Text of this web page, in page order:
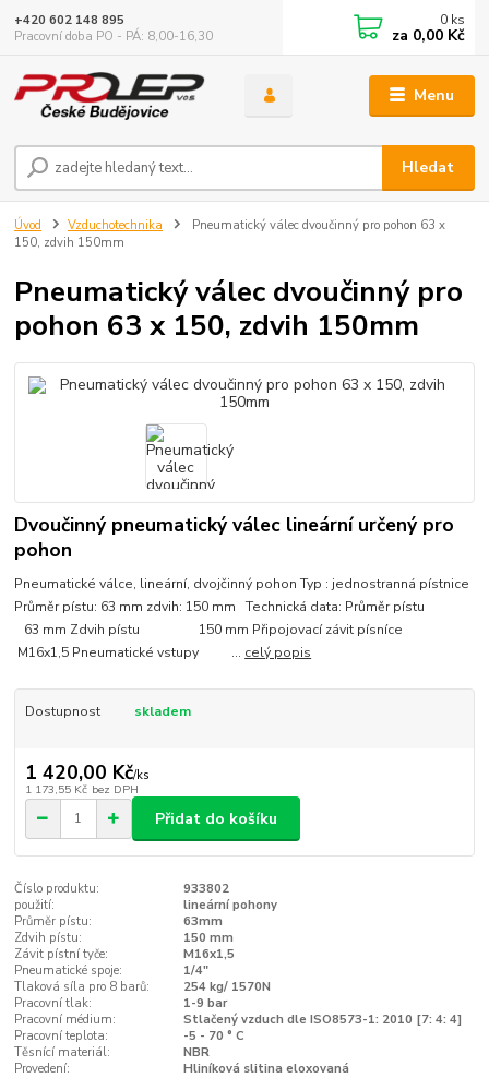
Menu
Hledat
+420 602 148 895
Pracovní doba PO - PÁ: 8,00-16,30
0 ks
za 0,00 Kč
Úvod Vzduchotechnika
Pneumatický válec dvoučinný pro pohon 63 x
150, zdvih 150mm
Pneumatický válec dvoučinný pro
pohon 63 x 150, zdvih 150mm
Dvoučinný pneumatický válec lineární určený pro
pohon
Pneumatické válce, lineární, dvojčinný pohon Typ : jednostranná pístnice
Průměr pístu: 63 mm zdvih: 150 mm Technická data: Průměr pístu
63 mm Zdvih pístu 150 mm Připojovací závit písníce
M16x1,5 Pneumatické vstupy ... celý popis
Dostupnost skladem
1 420,00 Kč/ks
1 173,55 Kč bez DPH
Přidat do košíku
Číslo produktu:
933802
použití:
lineární pohony
Průměr pístu:
63mm
Zdvih pístu:
150 mm
Závit pístní tyče:
M16x1,5
Pneumatické spoje:
1/4"
Tlaková síla pro 8 barů:
254 kg/ 1570N
Pracovní tlak:
1-9 bar
Pracovní médium:
Stlačený vzduch dle ISO8573-1: 2010 [7: 4: 4]
Pracovní teplota:
-5 - 70 ° C
Těsnící materiál:
NBR
Provedení:
Hliníková slitina eloxovaná